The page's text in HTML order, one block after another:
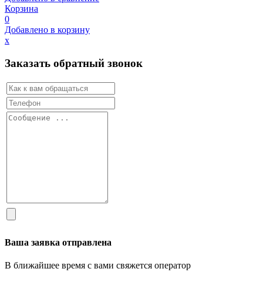
Корзина
0
Добавлено в корзину
х
Заказать обратный звонок
Ваша заявка отправлена
В ближайшее время с вами свяжется оператор